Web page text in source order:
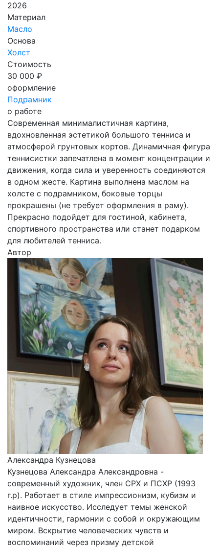
2026
Материал
Масло
Основа
Холст
Стоимость
30 000 ₽
оформление
Подрамник
о работе
Современная минималистичная картина,
вдохновленная эстетикой большого тенниса и
атмосферой грунтовых кортов. Динамичная фигура
теннисистки запечатлена в момент концентрации и
движения, когда сила и уверенность соединяются
в одном жесте. Картина выполнена маслом на
холсте с подрамником, боковые торцы
прокрашены (не требует оформления в раму).
Прекрасно подойдет для гостиной, кабинета,
спортивного пространства или станет подарком
для любителей тенниса.
Автор
Александра Кузнецова
Кузнецова Александра Александровна -
современный художник, член СРХ и ПСХР (1993
г.р). Работает в стиле импрессионизм, кубизм и
наивное искусство. Исследует темы женской
идентичности, гармонии с собой и окружающим
миром. Вскрытие человеческих чувств и
воспоминаний через призму детской